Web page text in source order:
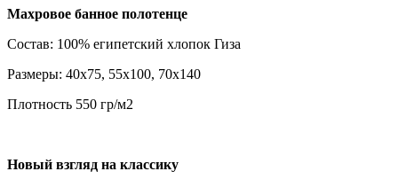
Махровое банное полотенце
Состав: 100% египетский хлопок Гиза
Размеры: 40х75, 55х100, 70х140
Плотность 550 гр/м2
Новый взгляд на классику